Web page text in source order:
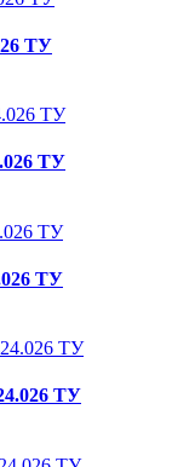
ТУ
ТУ
ТУ
ТУ